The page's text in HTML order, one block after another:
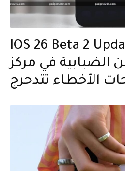
IOS 26 Beta 2
الضبابية في مركز
الأخطاء تتدحرج